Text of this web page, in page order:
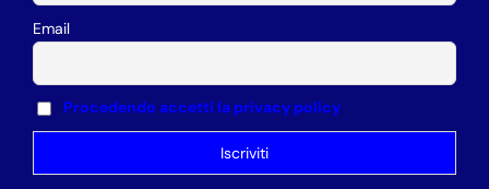
Email
Procedendo accetti la privacy policy